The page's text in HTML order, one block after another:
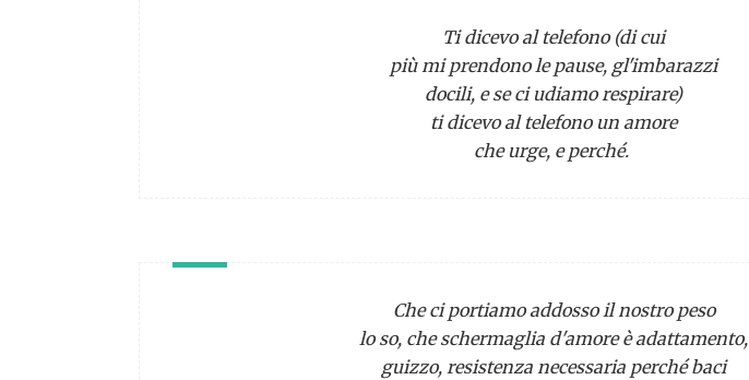
Ti dicevo al telefono (di cui
più mi prendono le pause, gl'imbarazzi
docili, e se ci udiamo respirare)
ti dicevo al telefono un amore
che urge, e perché.
Che ci portiamo addosso il nostro peso
lo so, che schermaglia d'amore è adattamento,
guizzo, resistenza necessaria perché baci